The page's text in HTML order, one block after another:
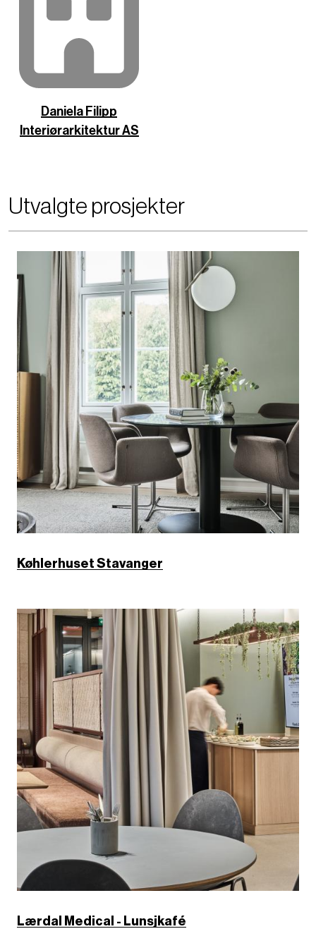
Daniela Filipp
Interiørarkitektur AS
Utvalgte prosjekter
i
l
d
Køhlerhuset Stavanger
B
e
Lærdal Medical - Lunsjkafé